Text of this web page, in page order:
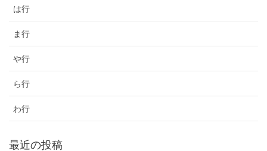
は行
ま行
や行
ら行
わ行
最近の投稿